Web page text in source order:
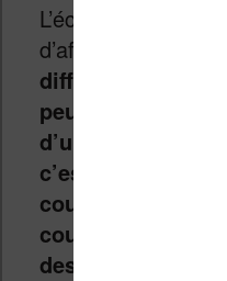
L’écran est
d’afficher jusqu’à
différentes
peu juste pour
d’un tableau de
c’est suffisant
couvertures des
couleurs de la
dessinées.